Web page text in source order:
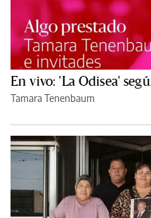
En vivo: 'La Odisea'
Tamara Tenenbaum